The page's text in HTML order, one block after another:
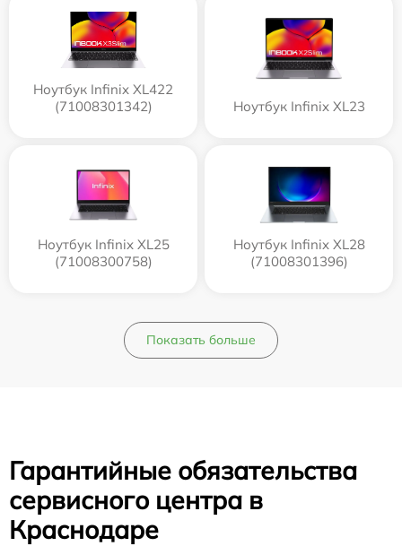
Ноутбук Infinix XL422
(71008301342)
Ноутбук Infinix XL23
Ноутбук Infinix XL25
(71008300758)
Ноутбук Infinix XL28
(71008301396)
Показать больше
Гарантийные обязательства
сервисного центра в
Краснодаре